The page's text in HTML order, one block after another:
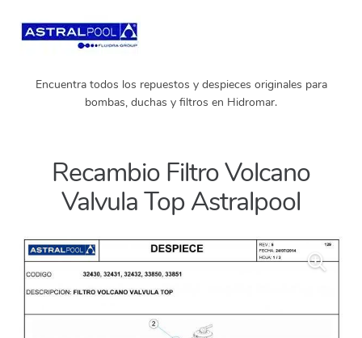
Encuentra todos los repuestos y despieces originales para
bombas, duchas y filtros en Hidromar.
Recambio Filtro Volcano
Valvula Top Astralpool